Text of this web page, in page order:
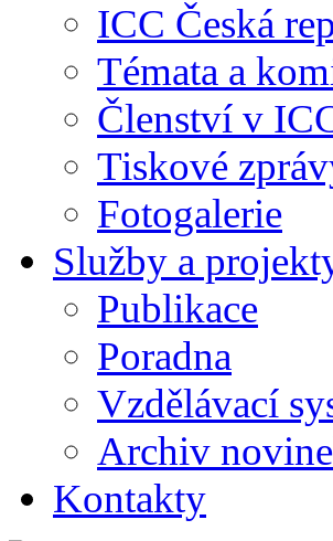
ICC Česká
Témata a
Členství v
Tiskové
Fotogalerie
Služby a
Publikace
Poradna
Vzdělávací
Archiv
Kontakty